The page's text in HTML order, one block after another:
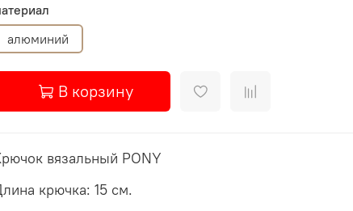
алюминий
В корзину
вязальный PONY
крючка: 15 см.